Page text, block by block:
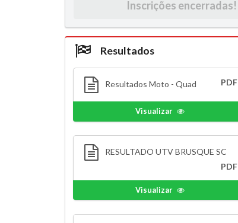
Inscrições encerradas!
Resultados
Resultados Moto - Quad PDF
Visualizar
RESULTADO UTV BRUSQUE SC
PDF
Visualizar